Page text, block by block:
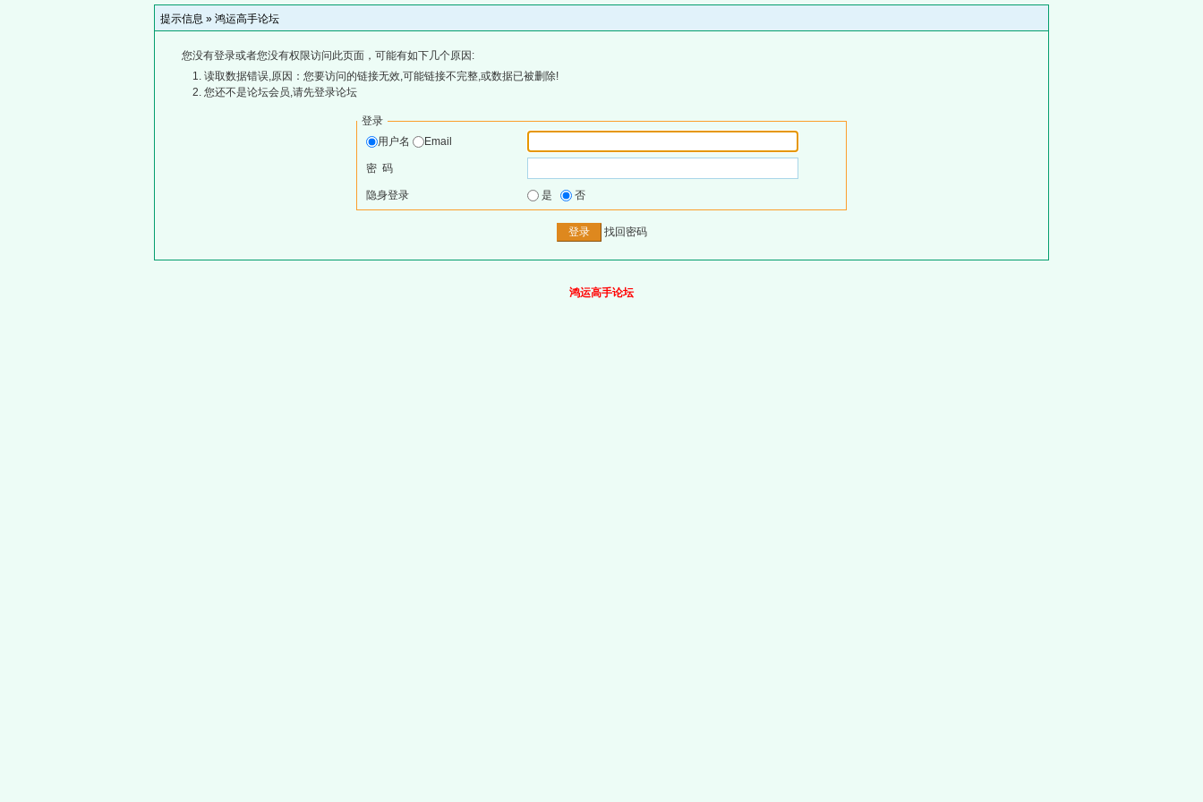
提示信息 » 鸿运高手论坛
您没有登录或者您没有权限访问此页面，可能有如下几个原因:
读取数据错误,原因：您要访问的链接无效,可能链接不完整,或数据已被删除!
您还不是论坛会员,请先登录论坛
登录
用户名
Email
密 码
隐身登录 是 否
找回密码
鸿运高手论坛